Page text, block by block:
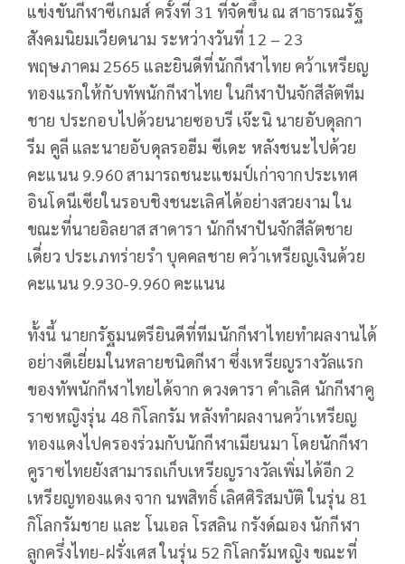
แข่งขันกีฬาซีเกมส์ ครั้งที่ 31 ที่จัดขึ้น ณ สาธารณรัฐ
สังคมนิยมเวียดนาม ระหว่างวันที่ 12 – 23
พฤษภาคม 2565 และยินดีที่นักกีฬาไทย คว้าเหรียญ
ทองแรกให้กับทัพนักกีฬาไทย ในกีฬาปันจักสีลัตทีม
ชาย ประกอบไปด้วยนายซอบรี เจ๊ะนิ นายอับดุลกา
รีม คูลี และนายอับดุลรอฮีม ซีเดะ หลังชนะไปด้วย
คะแนน 9.960 สามารถชนะแชมป์เก่าจากประเทศ
อินโดนีเซียในรอบชิงชนะเลิศได้อย่างสวยงาม ใน
ขณะที่นายอิลยาส สาดารา นักกีฬาปันจักสีลัตชาย
เดี่ยว ประเภทร่ายรำ บุคคลชาย คว้าเหรียญเงินด้วย
คะแนน 9.930-9.960 คะแนน
ทั้งนี้ นายกรัฐมนตรียินดีที่ทีมนักกีฬาไทยทำผลงานได้
อย่างดีเยี่ยมในหลายชนิดกีฬา ซึ่งเหรียญรางวัลแรก
ของทัพนักกีฬาไทยได้จาก ดวงดารา คำเลิศ นักกีฬาคู
ราซหญิงรุ่น 48 กิโลกรัม หลังทำผลงานคว้าเหรียญ
ทองแดงไปครองร่วมกับนักกีฬาเมียนมา โดยนักกีฬา
คูราซไทยยังสามารถเก็บเหรียญรางวัลเพิ่มได้อีก 2
เหรียญทองแดง จาก นพสิทธิ์ เลิศศิริสมบัติ ในรุ่น 81
กิโลกรัมชาย และ โนเอล โรสลิน กรังด์ฌอง นักกีฬา
ลูกครึ่งไทย-ฝรั่งเศส ในรุ่น 52 กิโลกรัมหญิง ขณะที่